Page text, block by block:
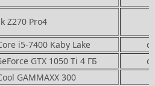
Z270 Pro4
i5-7400 Kaby Lake
GTX 1050 Ti 4 ГБ
GAMMAXX 300